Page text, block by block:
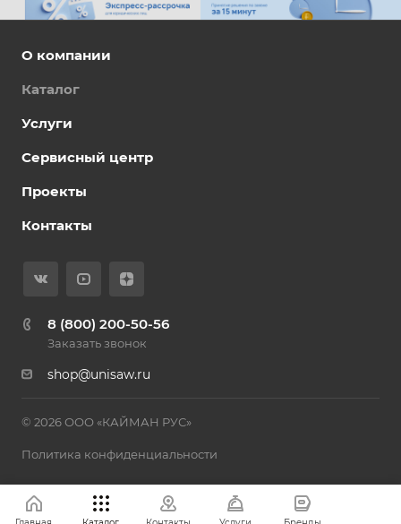
О компании
Каталог
Услуги
Сервисный центр
Проекты
Контакты
8 (800) 200-50-56
Заказать звонок
shop@unisaw.ru
© 2026 ООО «КАЙМАН РУС»
Политика конфиденциальности